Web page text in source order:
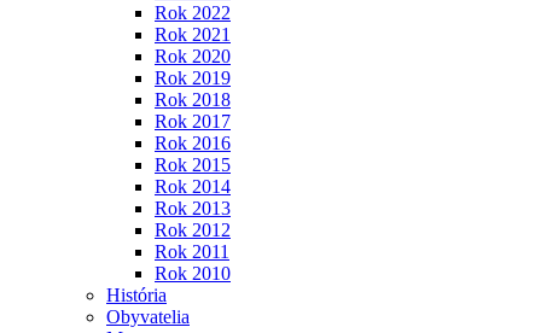
Rok 2022
Rok 2021
Rok 2020
Rok 2019
Rok 2018
Rok 2017
Rok 2016
Rok 2015
Rok 2014
Rok 2013
Rok 2012
Rok 2011
Rok 2010
História
Obyvatelia